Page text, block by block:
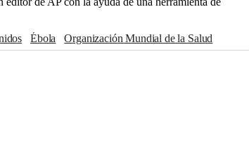
Ébola
Organización Mundial de la Salud
Uganda